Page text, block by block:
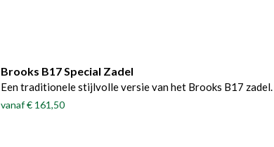
Brooks B17 Special Zadel
Een traditionele stijlvolle versie van het Brooks B17 zadel.
vanaf€ 161,50